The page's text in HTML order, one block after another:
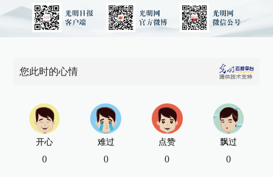
您此时的心情
开心
0
难过
0
点赞
0
飘过
0